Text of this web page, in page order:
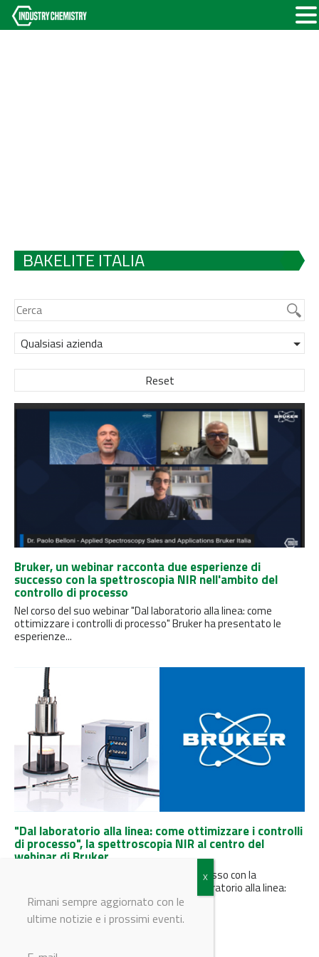
BAKELITE ITALIA
Qualsiasi azienda
Reset
Bruker, un webinar racconta due esperienze di
successo con la spettroscopia NIR nell'ambito del
controllo di processo
Nel corso del suo webinar "Dal laboratorio alla linea: come
ottimizzare i controlli di processo" Bruker ha presentato le
esperienze...
"Dal laboratorio alla linea: come ottimizzare i controlli
di processo", la spettroscopia NIR al centro del
webinar di Bruker
Bruker presenta alcune esperienze di successo con la
spettroscopia NIR nel suo webinar "Dal laboratorio alla linea:
come ottimizzare i...
Rimani sempre aggiornato con le
ultime notizie e i prossimi eventi.